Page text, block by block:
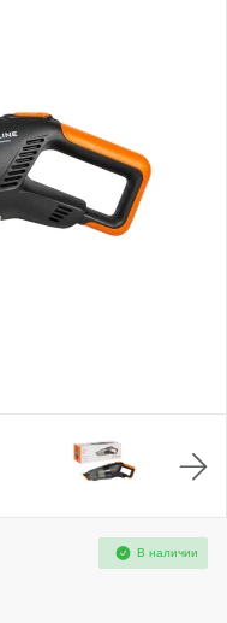
В наличии